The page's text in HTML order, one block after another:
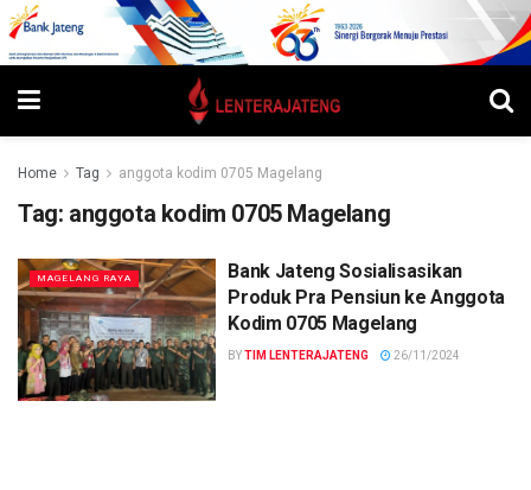
Home Tag anggota kodim 0705 Magelang
Tag: anggota kodim 0705 Magelang
MAGELANG RAYA
Bank Jateng Sosialisasikan
Produk Pra Pensiun ke Anggota
Kodim 0705 Magelang
BYTIM LENTERAJATENG 26/11/2024